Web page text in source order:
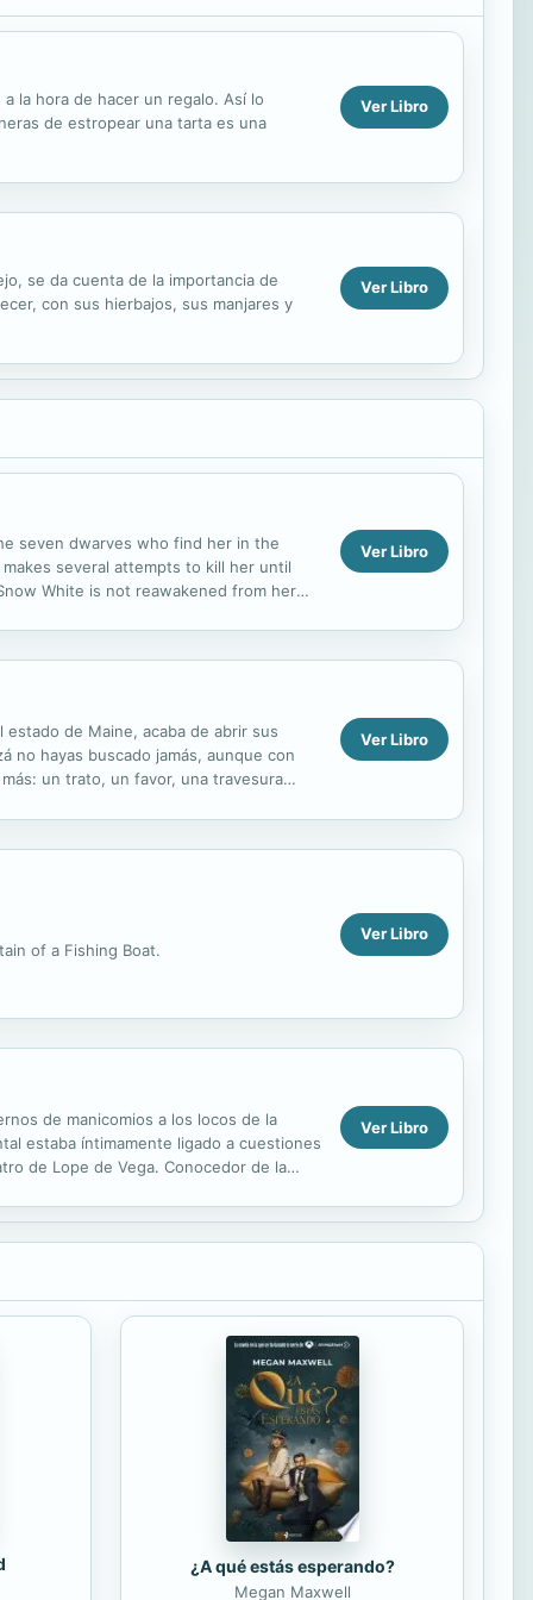
la hora de hacer un regalo. Así lo
de estropear una tarta es una
Ver Libro
se da cuenta de la importancia de
con sus hierbajos, sus manjares y
Ver Libro
seven dwarves who find her in the
several attempts to kill her until
White is not reawakened from her
Ver Libro
de Maine, acaba de abrir sus
no hayas buscado jamás, aunque con
un trato, un favor, una travesura
Ver Libro
of a Fishing Boat.
Ver Libro
de manicomios a los locos de la
estaba íntimamente ligado a cuestiones
de Lope de Vega. Conocedor de la
Ver Libro
¿A qué estás esperando?
Megan Maxwell